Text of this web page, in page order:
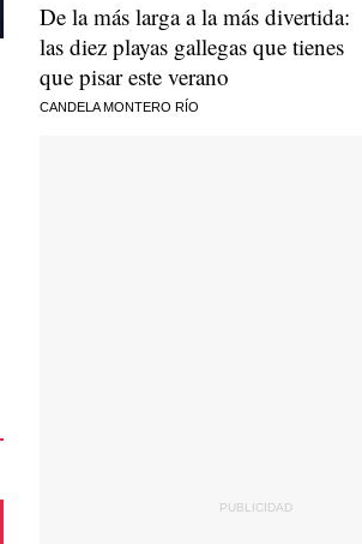
De la más larga a la más divertida:
las diez playas gallegas que tienes
que pisar este verano
CANDELA MONTERO RÍO